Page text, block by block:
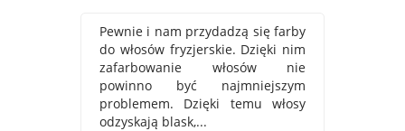
Pewnie i nam przydadzą się farby
do włosów fryzjerskie. Dzięki nim
zafarbowanie włosów nie
powinno być najmniejszym
problemem. Dzięki temu włosy
odzyskają blask,...